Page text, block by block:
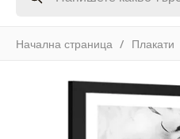
Начална страница Плакати